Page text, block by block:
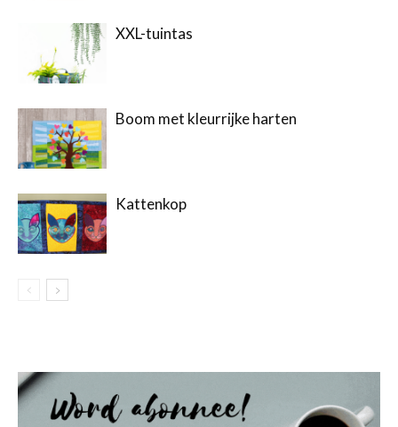
XXL-tuintas
Boom met kleurrijke harten
Kattenkop